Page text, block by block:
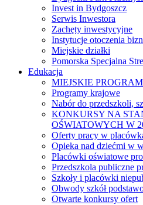
Invest in Bydgoszcz
Serwis Inwestora
Zachęty inwestycyjne
Instytucje otoczenia
Miejskie działki
Pomorska Specjalna
Edukacja
MIEJSKIE
Programy krajowe
Nabór do przedszkoli,
KONKURSY NA
OŚWIATOWYCH W
Oferty pracy w
Opieka nad dziećmi w
Placówki oświatowe
Przedszkola publiczne
Szkoły i placówki
Obwody szkół
Otwarte konkursy ofert